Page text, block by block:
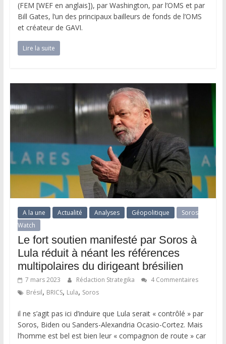
(FEM [WEF en anglais]), par Washington, par l’OMS et par
Bill Gates, l’un des principaux bailleurs de fonds de l’OMS
et créateur de GAVI.
Lire la suite
A la une Actualité Analyses Géopolitique
Soros
Watch
Le fort soutien manifesté par Soros à
Lula réduit à néant les références
multipolaires du dirigeant brésilien
7 mars 2023 Rédaction Strategika
4 Commentaires
Brésil, BRICS, Lula, Soros
il ne s’agit pas ici d’induire que Lula serait « contrôlé » par
Soros, Biden ou Sanders-Alexandria Ocasio-Cortez. Mais
l’homme est bel est bien leur « compagnon de route » car